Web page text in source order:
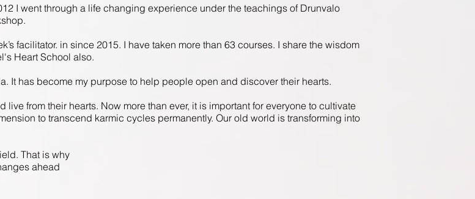
I went through a life changing experience under the teachings of Drunvalo
facilitator. in since 2015. I have taken more than 63 courses. I share the wisdom
Heart School also.
It has become my purpose to help people open and discover their hearts.
from their hearts. Now more than ever, it is important for everyone to cultivate
to transcend karmic cycles permanently. Our old world is transforming into
That is why
ahead